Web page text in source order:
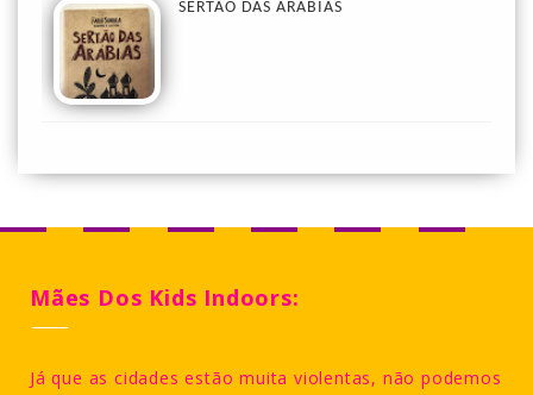
SERTÃO DAS ARÁBIAS
Mães Dos Kids Indoors:
Já que as cidades estão muita violentas, não podemos